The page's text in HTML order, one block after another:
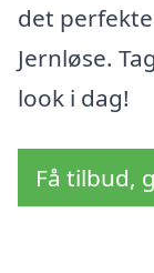
det
Jernløse.
look i dag!
Få tilbud,